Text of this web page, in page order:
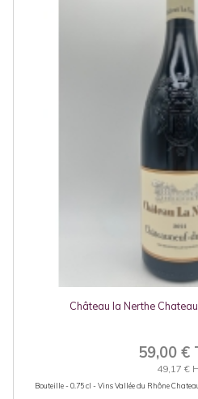
Château la Nerthe
59,00 €
49,17 €
Bouteille - 0.75 cl - Vins Vallée du Rhône